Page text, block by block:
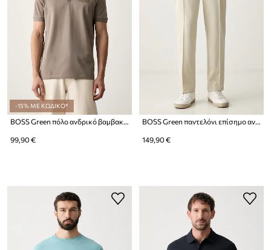
-15% ΜΕ ΚΩΔΙΚΟ*
BOSS Green πόλο ανδρικό βαμβακερό Paddy Structure
99,90 €
BOSS Green παντελόνι επίσημο ανδρικό με βαμβάκι JT_Network Tapered
149,90 €